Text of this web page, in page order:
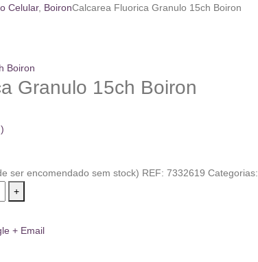
Celular, BoironCalcarea Fluorica Granulo 15ch Boiron
Boiron
Granulo 15ch Boiron
ser encomendado sem stock) REF: 7332619 Categorias:
+
+ Email